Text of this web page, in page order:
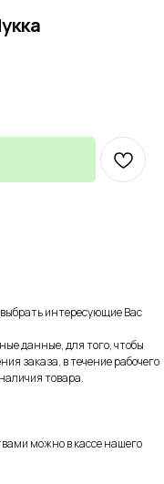
интересующие Вас
данные, для того, чтобы
заказа, в течение рабочего
товара.
можно в кассе нашего